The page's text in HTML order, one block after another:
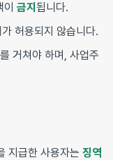
금지 됩니다.
허용되지 않습니다.
거쳐야 하며, 사업주
지급한 사용자는 징역